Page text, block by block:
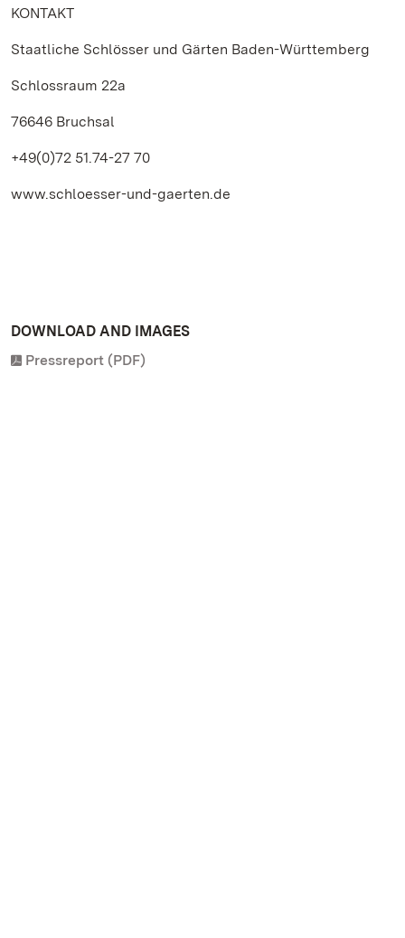
KONTAKT
Staatliche Schlösser und Gärten Baden-Württemberg
Schlossraum 22a
76646 Bruchsal
+49(0)72 51.74-27 70
www.schloesser-und-gaerten.de
DOWNLOAD AND IMAGES
Pressreport (PDF)